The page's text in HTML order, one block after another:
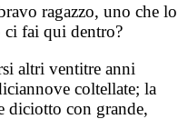
ragazzo, uno che lo
ci fai qui dentro?
altri ventitre anni
coltellate; la
diciotto con grande,